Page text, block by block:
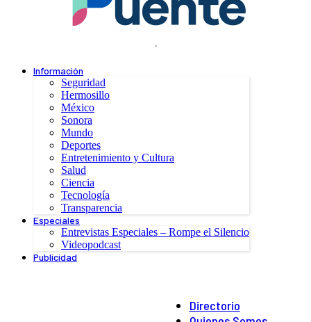
.
Información
Seguridad
Hermosillo
México
Sonora
Mundo
Deportes
Entretenimiento y Cultura
Salud
Ciencia
Tecnología
Transparencia
Especiales
Entrevistas Especiales – Rompe el Silencio
Videopodcast
Publicidad
Directorio